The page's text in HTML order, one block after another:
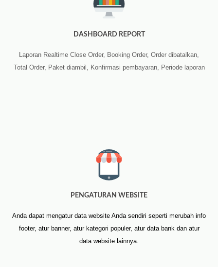
DASHBOARD REPORT
Laporan Realtime Close Order, Booking Order, Order dibatalkan,
Total Order, Paket diambil, Konfirmasi pembayaran, Periode laporan
PENGATURAN WEBSITE
Anda dapat mengatur data website Anda sendiri seperti merubah info
footer, atur banner, atur kategori populer, atur data bank dan atur
data website lainnya.